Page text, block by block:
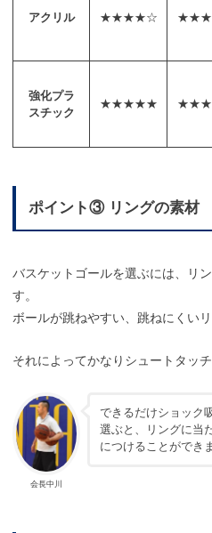
アクリル ★★★★☆
強化プラ
スチック
★★★★★
ポイント③ リングの素材
バスケットゴールを選ぶには、リ
す。
ボールが跳ねやすい、跳ねにくい
それによってかなりシュートタッチ
会長中川
できるだけショック
選ぶと、リングに当
につけることができ